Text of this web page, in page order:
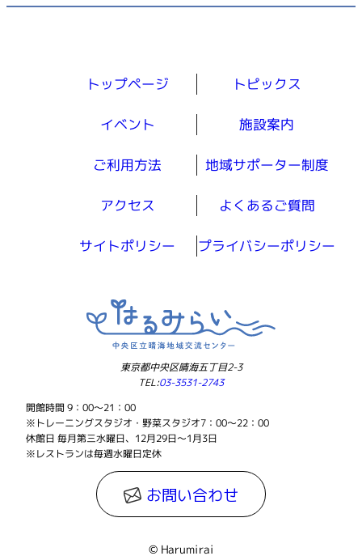
トップページ トピックス
イベント 施設案内
ご利用方法 地域サポーター制度
アクセス よくあるご質問
サイトポリシー プライバシーポリシー
東京都中央区晴海五丁目2-3
TEL:03-3531-2743
開館時間 9：00～21：00
※トレーニングスタジオ・野菜スタジオ7：00～22：00
休館日 毎月第三水曜日、12月29日～1月3日
※レストランは毎週水曜日定休
お問い合わせ
© Harumirai